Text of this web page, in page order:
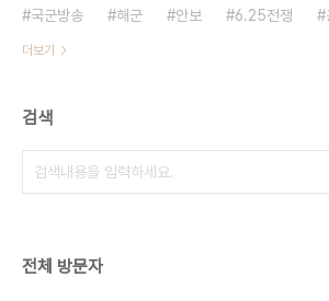
국군방송
해군 안보 6.25전쟁
더보기
검색
전체 방문자